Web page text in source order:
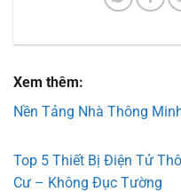
Xem thêm:
Nền Tảng Nhà Thông
Top 5 Thiết Bị Điện Tử
Cư – Không Đục Tường